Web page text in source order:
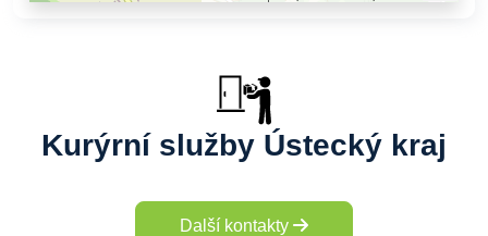
Kurýrní služby Ústecký kraj
Další kontakty